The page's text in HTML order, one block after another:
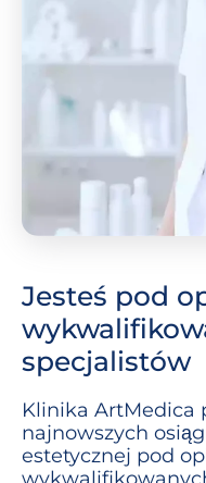
Jesteś pod
specjalistów
Klinika ArtMedica
najnowszych
estetycznej pod